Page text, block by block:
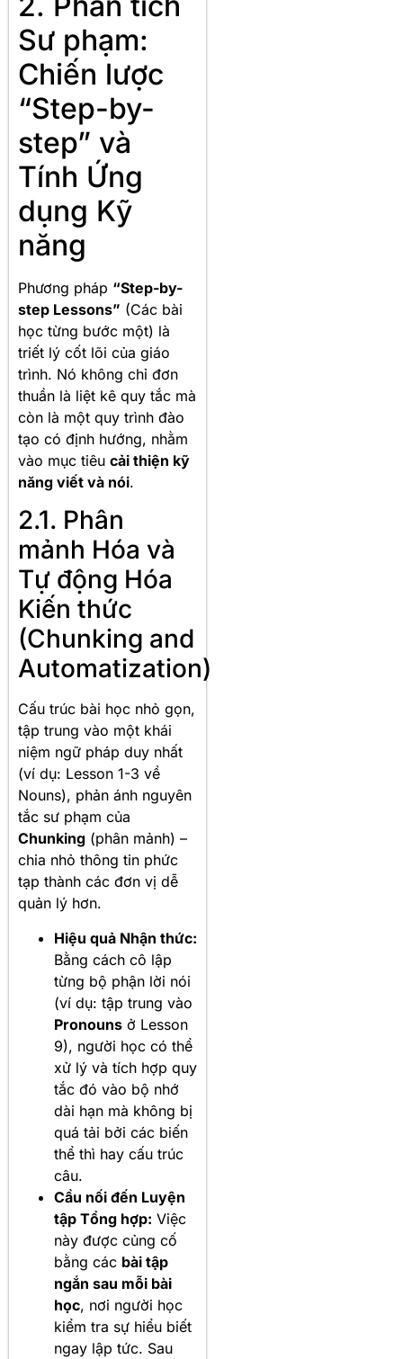
Sư phạm:
Chiến lược
“Step-by-
step” và
Tính Ứng
dụng Kỹ
năng
Phương pháp “Step-by-
step Lessons” (Các bài
học từng bước một) là
triết lý cốt lõi của giáo
trình. Nó không chỉ đơn
thuần là liệt kê quy tắc mà
còn là một quy trình đào
tạo có định hướng, nhằm
vào mục tiêu cải thiện kỹ
năng viết và nói.
2.1. Phân
mảnh Hóa và
Tự động Hóa
Kiến thức
(Chunking and
Automatization)
Cấu trúc bài học nhỏ gọn,
tập trung vào một khái
niệm ngữ pháp duy nhất
(ví dụ: Lesson 1-3 về
Nouns), phản ánh nguyên
tắc sư phạm của
Chunking (phân mảnh) –
chia nhỏ thông tin phức
tạp thành các đơn vị dễ
quản lý hơn.
Hiệu quả Nhận thức:
Bằng cách cô lập
từng bộ phận lời nói
(ví dụ: tập trung vào
Pronouns ở Lesson
9), người học có thể
xử lý và tích hợp quy
tắc đó vào bộ nhớ
dài hạn mà không bị
quá tải bởi các biến
thể thì hay cấu trúc
câu.
Cầu nối đến Luyện
tập Tổng hợp: Việc
này được củng cố
bằng các bài tập
ngắn sau mỗi bài
học, nơi người học
kiểm tra sự hiểu biết
ngay lập tức. Sau